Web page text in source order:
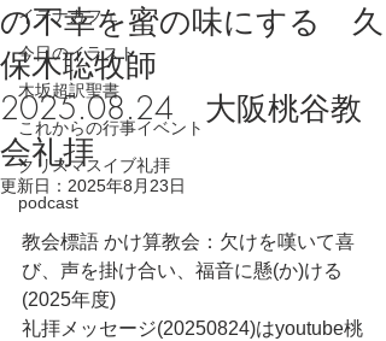
イテナカフェ
今日のイラスト
木坂超訳聖書
これからの行事イベント
クリスマスイブ礼拝
podcast
の不幸を蜜の味にする 久
保木聡牧師
2025.08.24 大阪桃谷教
会礼拝
更新日： 2025年8月23日
教会標語 かけ算教会：欠けを嘆いて喜
び、声を掛け合い、福音に懸(か)ける
(2025年度)
礼拝メッセージ(20250824)はyoutube桃